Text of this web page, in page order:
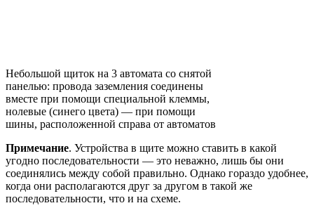
Небольшой щиток на 3 автомата со снятой
панелью: провода заземления соединены
вместе при помощи специальной клеммы,
нолевые (синего цвета) — при помощи
шины, расположенной справа от автоматов
Примечание. Устройства в щите можно ставить в какой
угодно последовательности — это неважно, лишь бы они
соединялись между собой правильно. Однако гораздо удобнее,
когда они располагаются друг за другом в такой же
последовательности, что и на схеме.